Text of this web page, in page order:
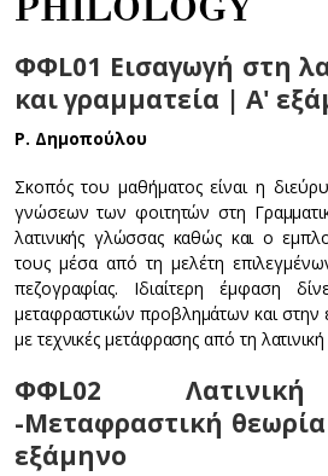
ΦΦL01 Εισαγωγή στη
και γραμματεία | A'
Ρ. Δημοπούλου
Σκοπός του μαθήματος είναι η
γνώσεων των φοιτητών στη
λατινικής γλώσσας καθώς και ο
τους μέσα από τη μελέτη
πεζογραφίας. Ιδιαίτερη έμφαση
μεταφραστικών προβλημάτων και στην
με τεχνικές μετάφρασης από τη
ΦΦL02 Λατινική
-Μεταφραστική
εξάμηνο